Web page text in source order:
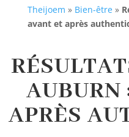
Theijoem » Bien-être»
avant et après
AUBURN
APRÈS